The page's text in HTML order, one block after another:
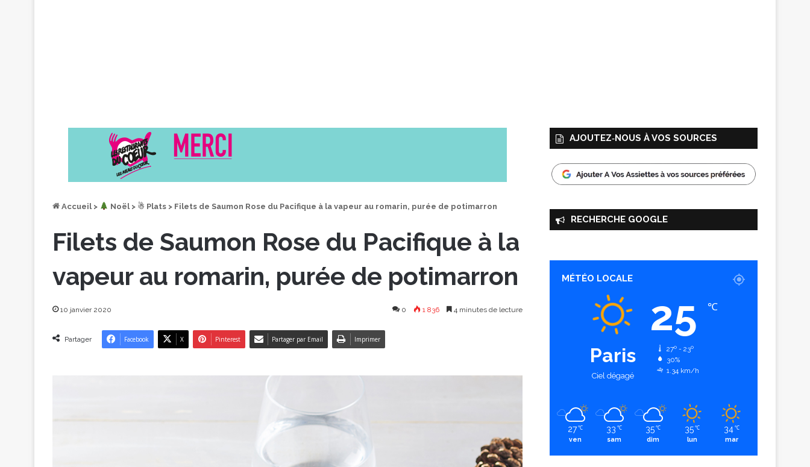
Accueil > ︎ Noël > ☃ Plats > Filets de Saumon Rose du Pacifique à la vapeur au romarin, purée de potimarron
Filets de Saumon Rose du Pacifique à la
vapeur au romarin, purée de potimarron
10 janvier 2020 0 1 836 4 minutes de lecture
Partager Facebook X Pinterest Partager par Email Imprimer
AJOUTEZ‑NOUS À VOS SOURCES
RECHERCHE GOOGLE
MÉTÉO LOCALE
Paris
Ciel dégagé
25 ℃
27º - 23º
30%
1.34 km/h
27 ℃
ven
33 ℃
sam
35 ℃
dim
35 ℃
lun
34 ℃
mar